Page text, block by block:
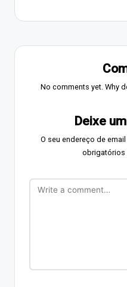
No comments yet. Why
Deixe
O seu endereço de